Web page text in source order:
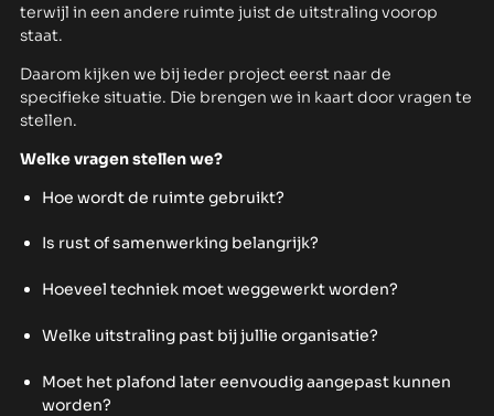
terwijl in een andere ruimte juist de uitstraling voorop
staat.
Daarom kijken we bij ieder project eerst naar de
specifieke situatie. Die brengen we in kaart door vragen te
stellen.
Welke vragen stellen we?
Hoe wordt de ruimte gebruikt?
Is rust of samenwerking belangrijk?
Hoeveel techniek moet weggewerkt worden?
Welke uitstraling past bij jullie organisatie?
Moet het plafond later eenvoudig aangepast kunnen
worden?